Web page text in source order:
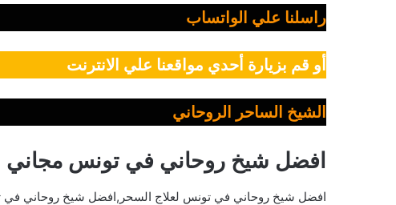
راسلنا علي الواتساب
أو قم بزيارة أحدي مواقعنا علي الانترنت
الشيخ الساحر الروحاني
افضل شيخ روحاني في تونس مجاني
افضل شيخ روحاني في تونس لعلاج السحر,افضل شيخ روحاني